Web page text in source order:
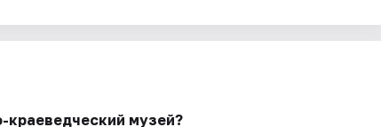
краеведческий музей?